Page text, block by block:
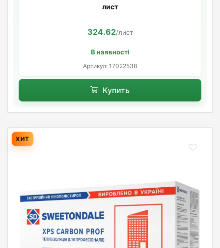
лист
324.62/лист
В наявності
Артикул: 17022538
Купить
ХИТ